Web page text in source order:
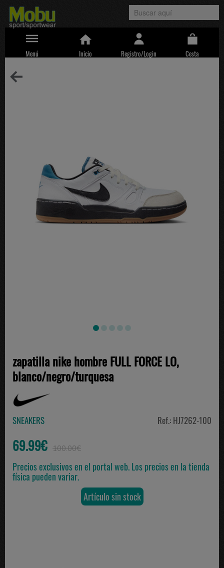
Menú Inicio Registro/Login Cesta
zapatilla nike hombre FULL FORCE LO,
blanco/negro/turquesa
SNEAKERS Ref.: HJ7262-100
69.99€ 100.00€
Precios exclusivos en el portal web. Los precios en la tienda
física pueden variar.
Artículo sin stock